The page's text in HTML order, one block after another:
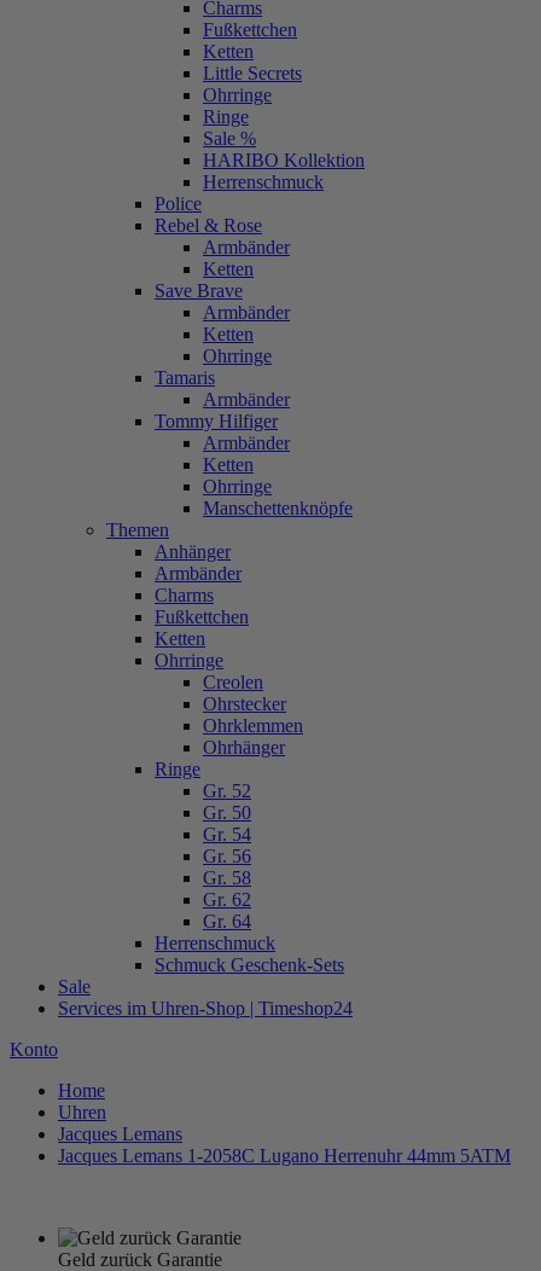
Charms
Fußkettchen
Ketten
Little Secrets
Ohrringe
Ringe
Sale %
HARIBO Kollektion
Herrenschmuck
Police
Rebel & Rose
Armbänder
Ketten
Save Brave
Armbänder
Ketten
Ohrringe
Tamaris
Armbänder
Tommy Hilfiger
Armbänder
Ketten
Ohrringe
Manschettenknöpfe
Themen
Anhänger
Armbänder
Charms
Fußkettchen
Ketten
Ohrringe
Creolen
Ohrstecker
Ohrklemmen
Ohrhänger
Ringe
Gr. 52
Gr. 50
Gr. 54
Gr. 56
Gr. 58
Gr. 62
Gr. 64
Herrenschmuck
Schmuck Geschenk-Sets
Sale
Services im Uhren-Shop | Timeshop24
Konto
Home
Uhren
Jacques Lemans
Jacques Lemans 1-2058C Lugano Herrenuhr 44mm 5ATM
Geld zurück Garantie